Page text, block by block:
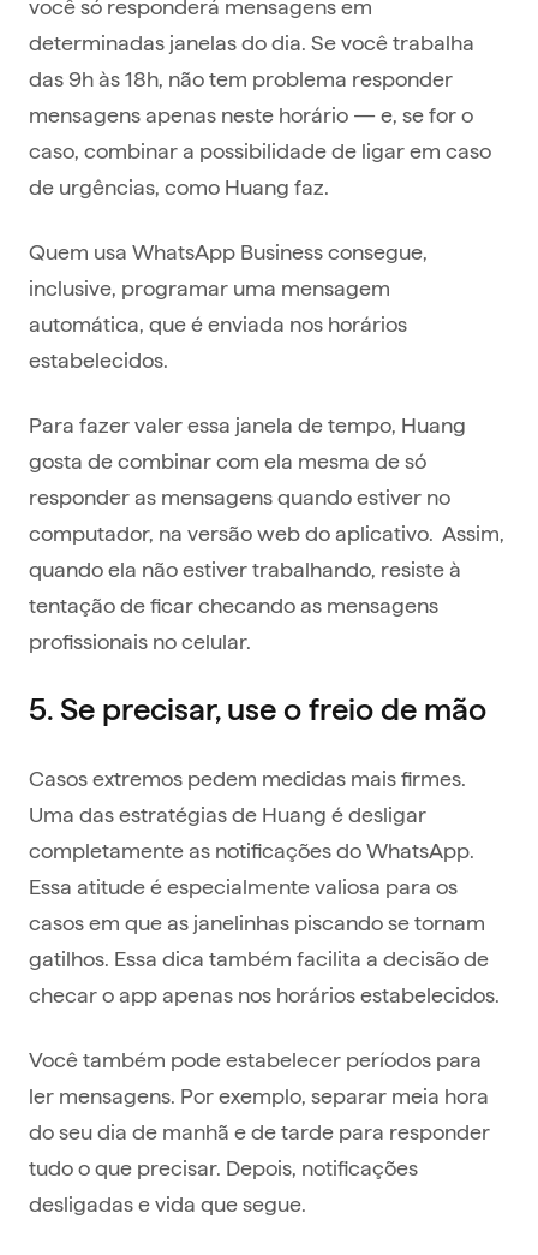
determinadas janelas do dia. Se você trabalha
das 9h às 18h, não tem problema responder
mensagens apenas neste horário — e, se for o
caso, combinar a possibilidade de ligar em caso
de urgências, como Huang faz.
Quem usa WhatsApp Business consegue,
inclusive, programar uma mensagem
automática, que é enviada nos horários
estabelecidos.
Para fazer valer essa janela de tempo, Huang
gosta de combinar com ela mesma de só
responder as mensagens quando estiver no
computador, na versão web do aplicativo. Assim,
quando ela não estiver trabalhando, resiste à
tentação de ficar checando as mensagens
profissionais no celular.
5. Se precisar, use o freio de mão
Casos extremos pedem medidas mais firmes.
Uma das estratégias de Huang é desligar
completamente as notificações do WhatsApp.
Essa atitude é especialmente valiosa para os
casos em que as janelinhas piscando se tornam
gatilhos. Essa dica também facilita a decisão de
checar o app apenas nos horários estabelecidos.
Você também pode estabelecer períodos para
ler mensagens. Por exemplo, separar meia hora
do seu dia de manhã e de tarde para responder
tudo o que precisar. Depois, notificações
desligadas e vida que segue.